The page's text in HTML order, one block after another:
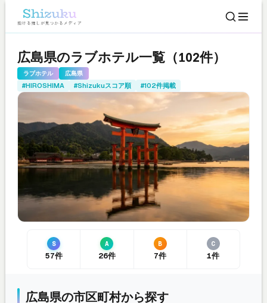
広島県のラブホテル一覧（102件）
ラブホテル 広島県
#HIROSHIMA #Shizukuスコア順 #102件掲載
S
57件
A
26件
B
7件
C
1件
広島県の市区町村から探す